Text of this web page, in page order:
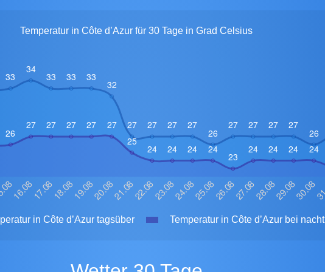
Temperatur in Côte d’Azur für 30 Tage in Grad Celsius
in Côte d’Azur tagsüber Temperatur in Côte d’Azur bei nacht